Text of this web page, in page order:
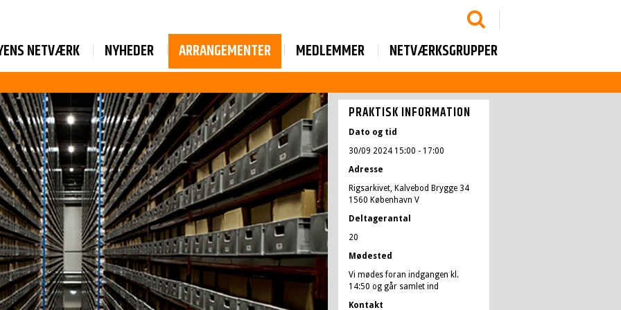
NETVÆRK NYHEDER ARRANGEMENTER MEDLEMMER NETVÆRKSGRUPPER
PRAKTISK INFORMATION
Dato og tid
30/09 2024 15:00 - 17:00
Adresse
Rigsarkivet, Kalvebod Brygge 34
1560 København V
Deltagerantal
20
Mødested
Vi mødes foran indgangen kl.
14:50 og går samlet ind
Kontakt